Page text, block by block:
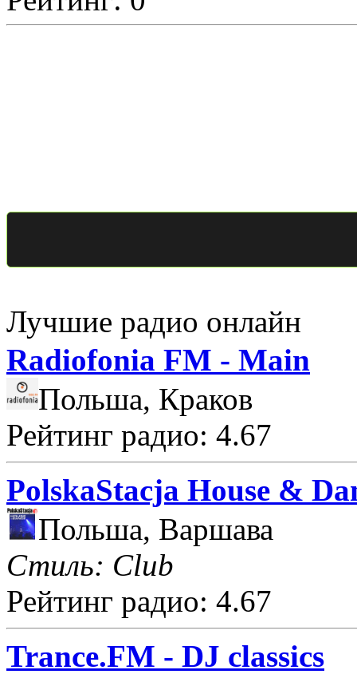
Лучшие радио онлайн
Radiofonia FM - Main
Польша, Краков
Рейтинг радио: 4.67
PolskaStacja House &
Польша, Варшава
Стиль: Club
Рейтинг радио: 4.67
Trance.FM - DJ classics